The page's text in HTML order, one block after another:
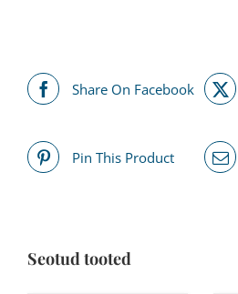
Share On Facebook
Pin This Product
Seotud tooted